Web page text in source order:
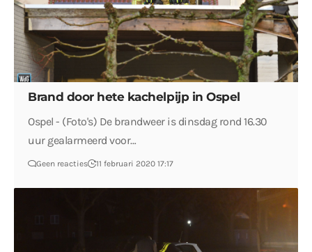
Brand door hete kachelpijp in Ospel
Ospel - (Foto's) De brandweer is dinsdag rond 16.30
uur gealarmeerd voor…
Geen reacties 11 februari 2020 17:17